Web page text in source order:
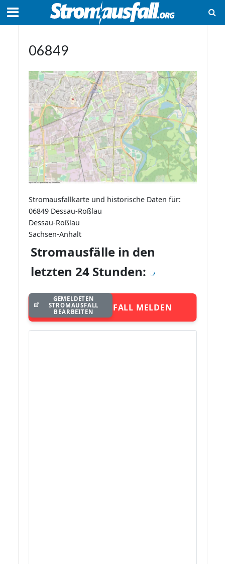
06849
Stromausfallkarte und historische Daten für:
06849 Dessau-Roßlau
Dessau-Roßlau
Sachsen-Anhalt
Stromausfälle in den
letzten 24 Stunden:
STROMAUSFALL MELDEN
GEMELDETEN
STROMAUSFALL
BEARBEITEN